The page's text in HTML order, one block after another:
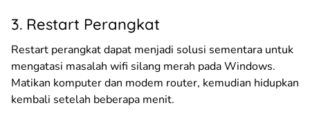
3. Restart Perangkat
Restart perangkat dapat menjadi solusi sementara untuk
mengatasi masalah wifi silang merah pada Windows.
Matikan komputer dan modem router, kemudian hidupkan
kembali setelah beberapa menit.